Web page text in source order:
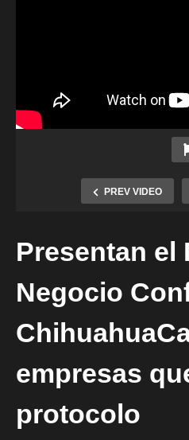
PREV VIDEO
Presentan el
Negocio
empresas
protocolo